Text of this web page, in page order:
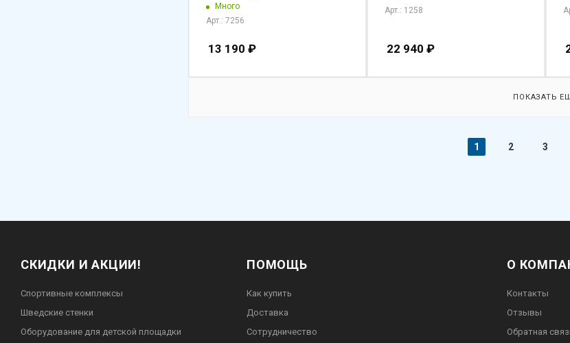
Много
Арт.: 7256
13 190 ₽
Арт.: 1258
22 940 ₽
ПОКАЗАТЬ
1 2 3
СКИДКИ И АКЦИИ!
Спортивные комплексы
Шведские стенки
Оборудование для детской площадки
ПОМОЩЬ
Как купить
Доставка
Сотрудничество
О
Контакты
Отзывы
Обратная